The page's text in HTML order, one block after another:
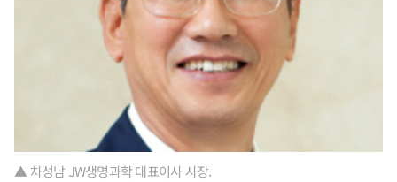
▲ 차성남 JW생명과학 대표이사 사장.